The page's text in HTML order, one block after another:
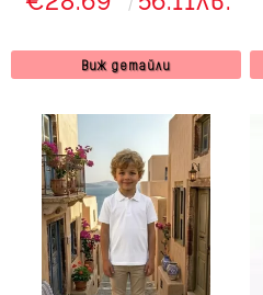
панталон
Виж детайли